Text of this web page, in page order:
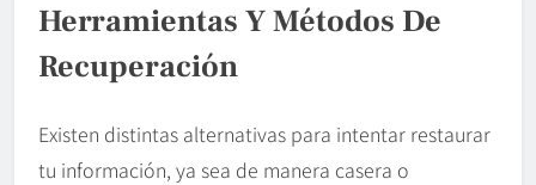
Herramientas Y Métodos De
Recuperación
Existen distintas alternativas para intentar restaurar
tu información, ya sea de manera casera o